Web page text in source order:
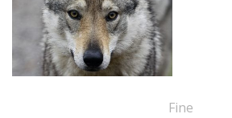
Fine